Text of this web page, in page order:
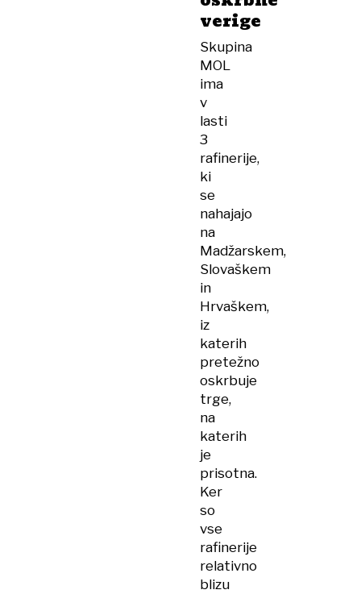
verige
Skupina
MOL
ima
v
lasti
3
rafinerije,
ki
se
nahajajo
na
Madžarskem,
Slovaškem
in
Hrvaškem,
iz
katerih
pretežno
oskrbuje
trge,
na
katerih
je
prisotna.
Ker
so
vse
rafinerije
relativno
blizu